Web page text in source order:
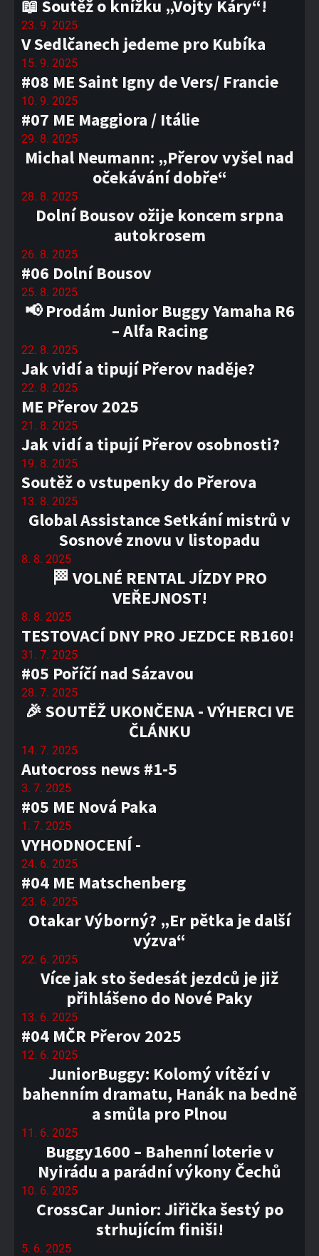
📖 Soutěž o knížku „Vojty Káry“!
23. 9. 2025
V Sedlčanech jedeme pro Kubíka
15. 9. 2025
#08 ME Saint Igny de Vers/ Francie
10. 9. 2025
#07 ME Maggiora / Itálie
29. 8. 2025
Michal Neumann: „Přerov vyšel nad
očekávání dobře“
28. 8. 2025
Dolní Bousov ožije koncem srpna
autokrosem
26. 8. 2025
#06 Dolní Bousov
25. 8. 2025
📢 Prodám Junior Buggy Yamaha R6
– Alfa Racing
22. 8. 2025
Jak vidí a tipují Přerov naděje?
22. 8. 2025
ME Přerov 2025
21. 8. 2025
Jak vidí a tipují Přerov osobnosti?
19. 8. 2025
Soutěž o vstupenky do Přerova
13. 8. 2025
Global Assistance Setkání mistrů v
Sosnové znovu v listopadu
8. 8. 2025
🏁 VOLNÉ RENTAL JÍZDY PRO
VEŘEJNOST!
8. 8. 2025
TESTOVACÍ DNY PRO JEZDCE RB160!
31. 7. 2025
#05 Poříčí nad Sázavou
28. 7. 2025
🎉 SOUTĚŽ UKONČENA - VÝHERCI VE
ČLÁNKU
14. 7. 2025
Autocross news #1-5
3. 7. 2025
#05 ME Nová Paka
1. 7. 2025
VYHODNOCENÍ -
24. 6. 2025
#04 ME Matschenberg
23. 6. 2025
Otakar Výborný? „Er pětka je další
výzva“
22. 6. 2025
Více jak sto šedesát jezdců je již
přihlášeno do Nové Paky
13. 6. 2025
#04 MČR Přerov 2025
12. 6. 2025
JuniorBuggy: Kolomý vítězí v
bahenním dramatu, Hanák na bedně
a smůla pro Plnou
11. 6. 2025
Buggy1600 – Bahenní loterie v
Nyirádu a parádní výkony Čechů
10. 6. 2025
CrossCar Junior: Jiřička šestý po
strhujícím finiši!
5. 6. 2025